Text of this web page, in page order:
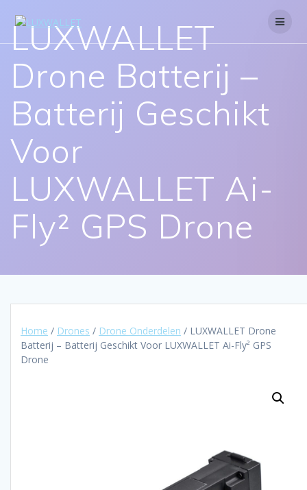
LUXWALLET
Drone Batterij –
Batterij Geschikt
Voor
LUXWALLET Ai-
Fly² GPS Drone
Home / Drones / Drone Onderdelen / LUXWALLET Drone
Batterij – Batterij Geschikt Voor LUXWALLET Ai-Fly² GPS
Drone